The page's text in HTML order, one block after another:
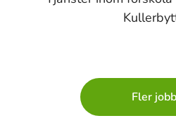
Fler jobb